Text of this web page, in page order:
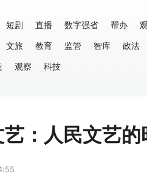
短剧 直播 数字强省 帮办
文旅 教育 监管 智库 政法
观察 科技
艺：人民文艺